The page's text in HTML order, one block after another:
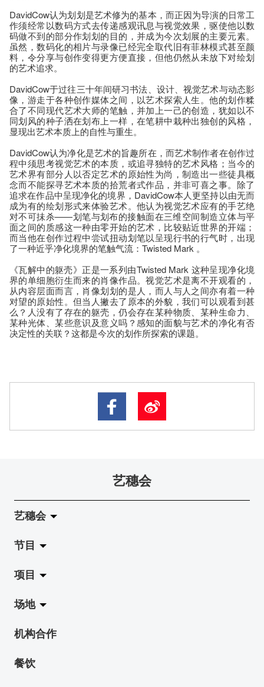
DavidCow认为划划是艺术修为的基本，而正因为导演的日常工
作须经常以数码方式去传递感观讯息与视觉效果，驱使他以数
码做不到的部分作划划的目的，并成为今次划展的主要元素。
虽然，数码化的相片与录像已经完全取代旧有菲林模式甚至颜
料，令分享与创作变得更方便直接，但他仍然从未放下对绘划
的艺术追求。
DavidCow于过往三十年间研习书法、设计、视觉艺术与动态影
像，游走于各种创作媒体之间，以艺术探索人生。他的划作糅
合了不同现代艺术大师的笔触，并加上一己的创造，犹如以不
同划风的种子洒在划布上一样，在笔耕中栽种出独创的风格，
显现出艺术本质上的自性与重生。
DavidCow认为净化是艺术的旨趣所在，而艺术制作者在创作过
程中须思考视觉艺术的本质，或追寻独特的艺术风格；当今的
艺术界有部分人以否定艺术的原始性为尚，制造出一些徒具概
念而不能探寻艺术本质的拾荒者式作品，并非可喜之事。除了
追求在作品中呈现净化的境界，DavidCow本人更坚持以由无而
成为有的绘划形式来体验艺术。他认为视觉艺术应有的手艺绝
对不可抺杀——划笔与划布的接触面在三维空间制造立体与平
面之间的质感这一种由零开始的艺术，比较贴近世界的开端；
而当他在创作过程中尝试扭动划笔以呈现行书的行气时，出现
了一种近乎净化境界的笔触气流：Twisted Mark 。
《瓦解中的躯壳》正是一系列由Twisted Mark 这种呈现净化境
界的单细胞衍生而来的肖像作品。视觉艺术是离不开观看的，
从内容层面而言，肖像划划的是人，而人与人之间亦有着一种
对望的原始性。但当人撇去了原本的外貌，我们可以观看到甚
么？人没有了存在的躯壳，仍会存在某种物质、某种生命力、
某种光体、某些意识及意义吗？感知的面貌与艺术的净化有否
决定性的关联？这都是今次的划作所探索的课题。
艺穗会
艺穗会
关于艺穗会
艺穗会的演化
使命与宗旨
艺穗会架构
档案库
节目
拉阔
展览
演出
活动
项目
Jazz-Go-Central, Jazz-Go-Fringe
LPL
2015-16 艺术场地资助计划
场地
陈丽玲划廊
奶库
机构合作
餐饮